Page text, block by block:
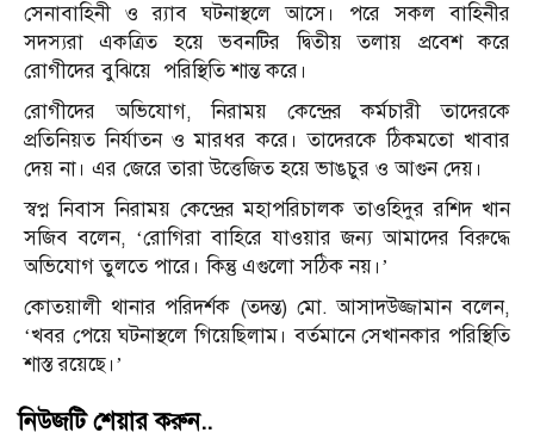
সেনাবাহিনী ও র‌্যাব ঘটনাস্থলে আসে। পরে সকল বাহিনীর
সদস্যরা একত্রিত হয়ে ভবনটির দ্বিতীয় তলায় প্রবেশ করে
রোগীদের বুঝিয়ে পরিস্থিতি শান্ত করে।
রোগীদের অভিযোগ, নিরাময় কেন্দ্রের কর্মচারী তাদেরকে
প্রতিনিয়ত নির্যাতন ও মারধর করে। তাদেরকে ঠিকমতো খাবার
দেয় না। এর জেরে তারা উত্তেজিত হয়ে ভাঙচুর ও আগুন দেয়।
স্বপ্ন নিবাস নিরাময় কেন্দ্রের মহাপরিচালক তাওহিদুর রশিদ খান
সজিব বলেন, ‘রোগিরা বাহিরে যাওয়ার জন্য আমাদের বিরুদ্ধে
অভিযোগ তুলতে পারে। কিন্তু এগুলো সঠিক নয়।’
কোতয়ালী থানার পরিদর্শক (তদন্ত) মো. আসাদউজ্জামান বলেন,
‘খবর পেয়ে ঘটনাস্থলে গিয়েছিলাম। বর্তমানে সেখানকার পরিস্থিতি
শাস্ত রয়েছে।’
নিউজটি শেয়ার করুন..